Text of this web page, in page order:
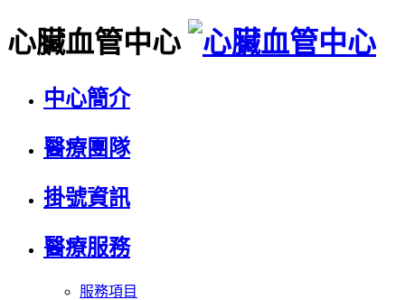
心臟血管中心
中心簡介
醫療團隊
掛號資訊
醫療服務
服務項目